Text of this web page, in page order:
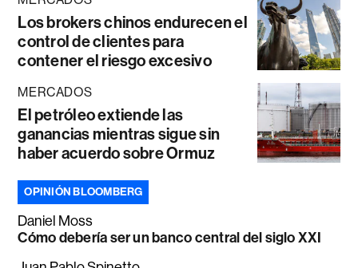
Los brokers chinos endurecen el
control de clientes para
contener el riesgo excesivo
MERCADOS
El petróleo extiende las
ganancias mientras sigue sin
haber acuerdo sobre Ormuz
OPINIÓN BLOOMBERG
Daniel Moss
Cómo debería ser un banco central del siglo XXI